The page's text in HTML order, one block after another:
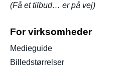
(Få et tilbud… er på vej)
For virksomheder
Medieguide
Billedstørrelser